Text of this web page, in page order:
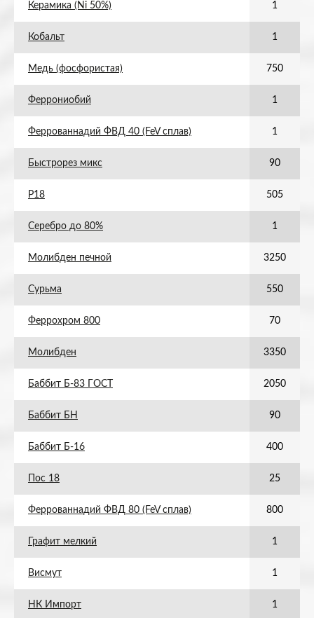
Керамика (Ni 50%) 1
Кобальт 1
Медь (фосфористая) 750
Феррониобий 1
Феррованнадий ФВД 40 (FeV сплав) 1
Быстрорез микс 90
Р18 505
Серебро до 80% 1
Молибден печной 3250
Сурьма 550
Феррохром 800 70
Молибден 3350
Баббит Б-83 ГОСТ 2050
Баббит БН 90
Баббит Б-16 400
Пос 18 25
Феррованнадий ФВД 80 (FeV сплав) 800
Графит мелкий 1
Висмут 1
НК Импорт 1